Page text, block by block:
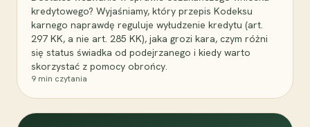
kredytowego? Wyjaśniamy, który przepis Kodeksu
karnego naprawdę reguluje wyłudzenie kredytu (art.
297 KK, a nie art. 285 KK), jaka grozi kara, czym różni
się status świadka od podejrzanego i kiedy warto
skorzystać z pomocy obrońcy.
9 min czytania